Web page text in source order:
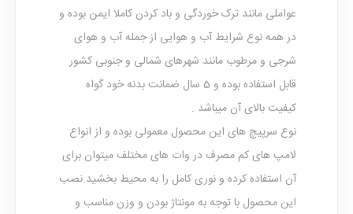
عواملی مانند ترک خوردگی و باد کردن کاملا ایمن بوده و
در همه نوع شرایط آب و هوایی از جمله آب و هوای
شرجی و مرطوب مانند شهرهای شمالی و جنوبی کشور
قابل استفاده بوده و 5 سال ضمانت بدنه خود گواه
کیفیت بالای آن میباشد .
نوع سرپیچ های این محصول معمولی بوده و از انواع
لامپ های کم مصرف در وات های مختلف میتوان برای
آن استفاده کرده و نوری کامل را به محیط بخشید.نصب
این محصول با توجه به مونتاژ بودن و وزن مناسب و